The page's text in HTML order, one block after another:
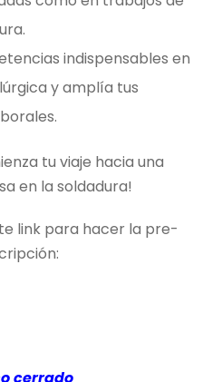
indispensables en
y amplía tus
tu viaje hacia una
en la soldadura!
link para hacer la pre-
cerrado